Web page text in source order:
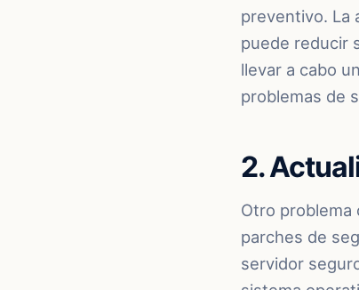
preventivo. La
puede reducir
llevar a cabo
problemas de
2.
Otro problema
parches de
servidor